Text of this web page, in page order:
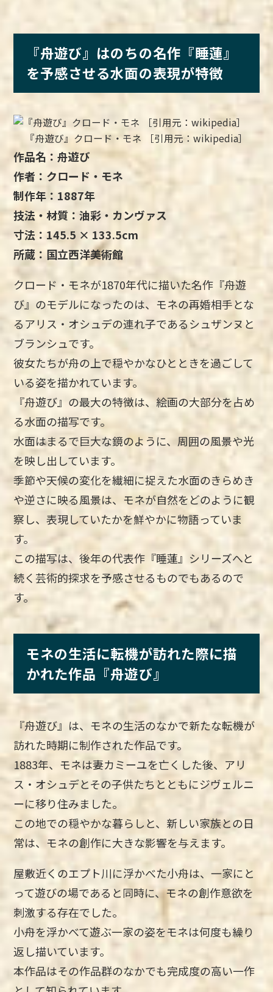
『舟遊び』はのちの名作『睡蓮』
を予感させる水面の表現が特徴
『舟遊び』クロード・モネ ［引用元：wikipedia］
作品名：舟遊び
作者：クロード・モネ
制作年：1887年
技法・材質：油彩・カンヴァス
寸法：145.5 × 133.5cm
所蔵：国立西洋美術館
クロード・モネが1870年代に描いた名作『舟遊
び』のモデルになったのは、モネの再婚相手とな
るアリス・オシュデの連れ子であるシュザンヌと
ブランシュです。
彼女たちが舟の上で穏やかなひとときを過ごして
いる姿を描かれています。
『舟遊び』の最大の特徴は、絵画の大部分を占め
る水面の描写です。
水面はまるで巨大な鏡のように、周囲の風景や光
を映し出しています。
季節や天候の変化を繊細に捉えた水面のきらめき
や逆さに映る風景は、モネが自然をどのように観
察し、表現していたかを鮮やかに物語っていま
す。
この描写は、後年の代表作『睡蓮』シリーズへと
続く芸術的探求を予感させるものでもあるので
す。
モネの生活に転機が訪れた際に描
かれた作品『舟遊び』
『舟遊び』は、モネの生活のなかで新たな転機が
訪れた時期に制作された作品です。
1883年、モネは妻カミーユを亡くした後、アリ
ス・オシュデとその子供たちとともにジヴェルニ
ーに移り住みました。
この地での穏やかな暮らしと、新しい家族との日
常は、モネの創作に大きな影響を与えます。
屋敷近くのエプト川に浮かべた小舟は、一家にと
って遊びの場であると同時に、モネの創作意欲を
刺激する存在でした。
小舟を浮かべて遊ぶ一家の姿をモネは何度も繰り
返し描いています。
本作品はその作品群のなかでも完成度の高い一作